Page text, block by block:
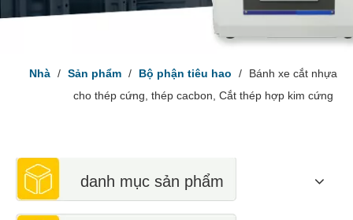
Nhà / Sản phẩm / Bộ phận tiêu hao /
Bánh xe cắt nhựa
cho thép cứng, thép cacbon, Cắt thép hợp kim cứng
danh mục sản phẩm